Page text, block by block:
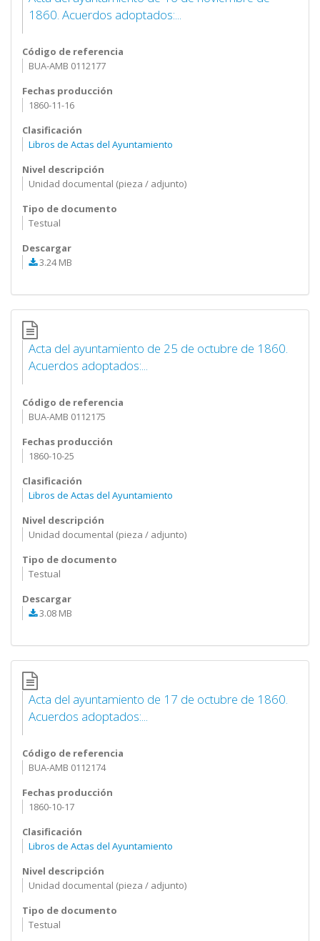
1860. Acuerdos adoptados:...
Código de referencia
BUA-AMB 0112177
Fechas producción
1860-11-16
Clasificación
Libros de Actas del Ayuntamiento
Nivel descripción
Unidad documental (pieza / adjunto)
Tipo de documento
Testual
Descargar
3.24 MB
Acta del ayuntamiento de 25 de octubre de 1860.
Acuerdos adoptados:...
Código de referencia
BUA-AMB 0112175
Fechas producción
1860-10-25
Clasificación
Libros de Actas del Ayuntamiento
Nivel descripción
Unidad documental (pieza / adjunto)
Tipo de documento
Testual
Descargar
3.08 MB
Acta del ayuntamiento de 17 de octubre de 1860.
Acuerdos adoptados:...
Código de referencia
BUA-AMB 0112174
Fechas producción
1860-10-17
Clasificación
Libros de Actas del Ayuntamiento
Nivel descripción
Unidad documental (pieza / adjunto)
Tipo de documento
Testual